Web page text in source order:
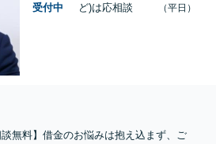
受付中
ど)は応相談
（平日）
談無料】借金のお悩みは抱え込まず、ご